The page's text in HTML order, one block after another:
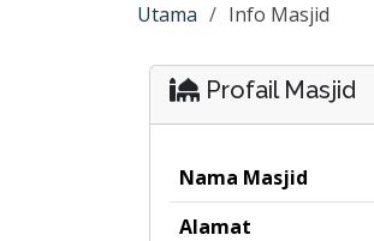
Utama Info Masjid
Profail Masjid
Nama Masjid
Alamat